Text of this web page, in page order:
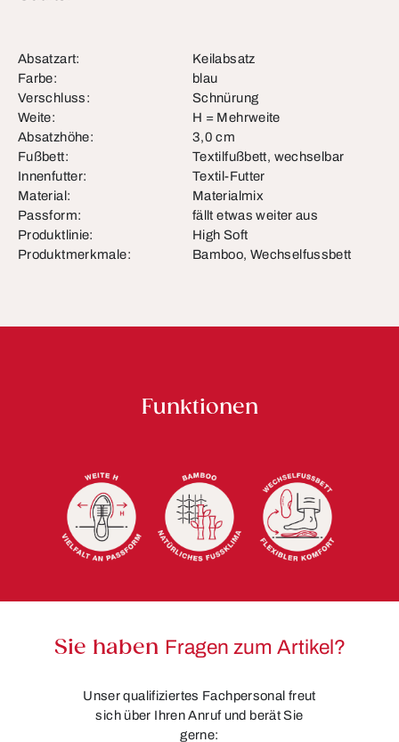
Absatzart:
Keilabsatz
Farbe:
blau
Verschluss:
Schnürung
Weite:
H = Mehrweite
Absatzhöhe:
3,0 cm
Fußbett:
Textilfußbett, wechselbar
Innenfutter:
Textil-Futter
Material:
Materialmix
Passform:
fällt etwas weiter aus
Produktlinie:
High Soft
Produktmerkmale:
Bamboo, Wechselfussbett
Funktionen
Sie haben Fragen zum Artikel?
Unser qualifiziertes Fachpersonal freut
sich über Ihren Anruf und berät Sie
gerne: